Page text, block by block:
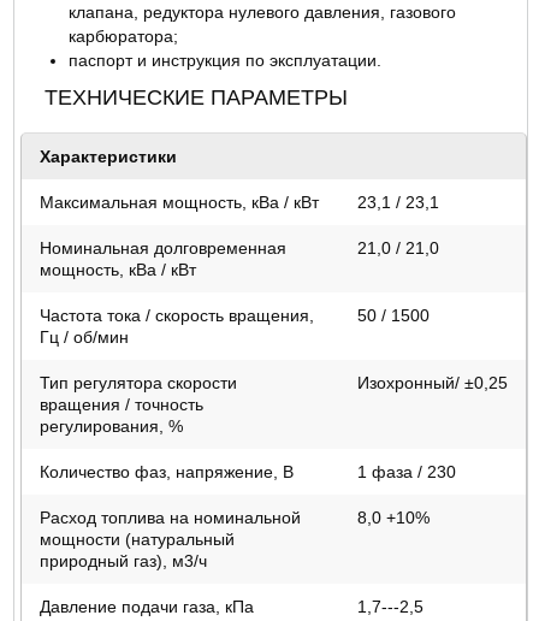
клапана, редуктора нулевого давления, газового
карбюратора;
паспорт и инструкция по эксплуатации.
ТЕХНИЧЕСКИЕ ПАРАМЕТРЫ
Характеристики
Максимальная мощность, кВа / кВт 23,1 / 23,1
Номинальная долговременная
мощность, кВа / кВт
21,0 / 21,0
Частота тока / скорость вращения,
Гц / об/мин
50 / 1500
Тип регулятора скорости
вращения / точность
регулирования, %
Изохронный/ ±0,25
Количество фаз, напряжение, В 1 фаза / 230
Расход топлива на номинальной
мощности (натуральный
природный газ), м3/ч
8,0 +10%
Давление подачи газа, кПа 1,7---2,5